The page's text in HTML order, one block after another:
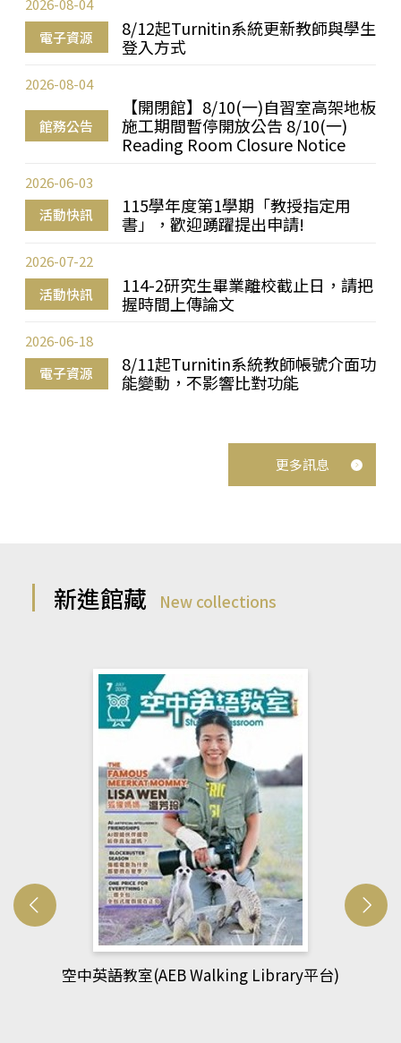
電子資源
8/12起Turnitin系統更新教師與學生
登入方式
2026-08-04
館務公告
【開閉館】8/10(一)自習室高架地板
施工期間暫停開放公告 8/10(一)
Reading Room Closure Notice
2026-08-04
活動快訊
115學年度第1學期「教授指定用
書」，歡迎踴躍提出申請!
2026-06-03
活動快訊
114-2研究生畢業離校截止日，請把
握時間上傳論文
2026-07-22
電子資源
8/11起Turnitin系統教師帳號介面功
能變動，不影響比對功能
2026-06-18
更多訊息
新進館藏 New collections
網管人(kono平台)